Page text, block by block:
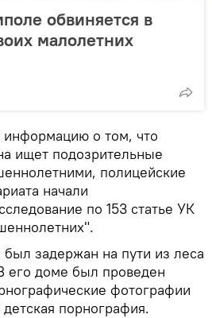
обвиняется в
малолетних
информацию о том, что
ищет подозрительные
полицейские
начали
по 153 статье УК
задержан на пути из леса
его доме был проведен
фотографии
порнография.